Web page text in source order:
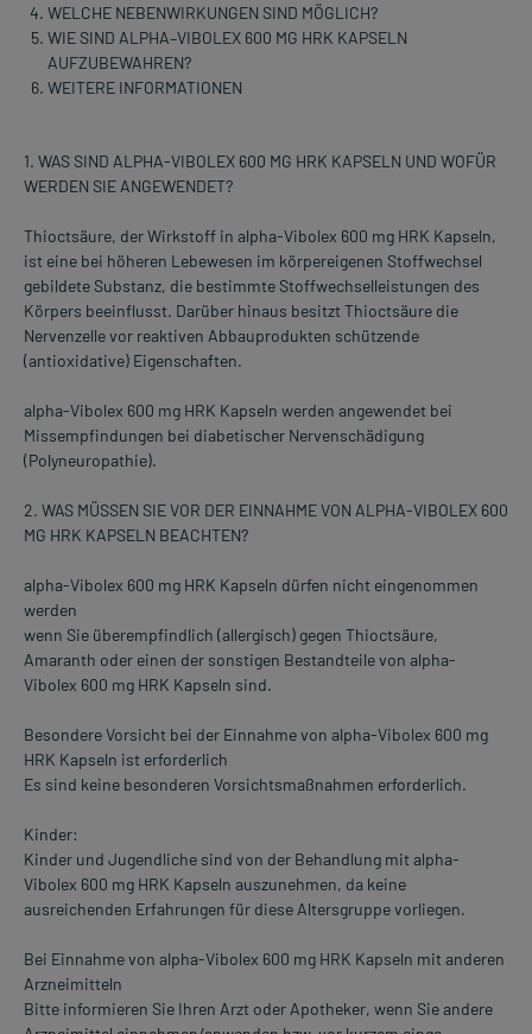
WELCHE NEBENWIRKUNGEN SIND MÖGLICH?
WIE SIND ALPHA–VIBOLEX 600 MG HRK KAPSELN
AUFZUBEWAHREN?
WEITERE INFORMATIONEN
1. WAS SIND ALPHA-VIBOLEX 600 MG HRK KAPSELN UND WOFÜR
WERDEN SIE ANGEWENDET?
Thioctsäure, der Wirkstoff in alpha-Vibolex 600 mg HRK Kapseln,
ist eine bei höheren Lebewesen im körpereigenen Stoffwechsel
gebildete Substanz, die bestimmte Stoffwechselleistungen des
Körpers beeinflusst. Darüber hinaus besitzt Thioctsäure die
Nervenzelle vor reaktiven Abbauprodukten schützende
(antioxidative) Eigenschaften.
alpha-Vibolex 600 mg HRK Kapseln werden angewendet bei
Missempfindungen bei diabetischer Nervenschädigung
(Polyneuropathie).
2. WAS MÜSSEN SIE VOR DER EINNAHME VON ALPHA-VIBOLEX 600
MG HRK KAPSELN BEACHTEN?
alpha-Vibolex 600 mg HRK Kapseln dürfen nicht eingenommen
werden
wenn Sie überempfindlich (allergisch) gegen Thioctsäure,
Amaranth oder einen der sonstigen Bestandteile von alpha-
Vibolex 600 mg HRK Kapseln sind.
Besondere Vorsicht bei der Einnahme von alpha-Vibolex 600 mg
HRK Kapseln ist erforderlich
Es sind keine besonderen Vorsichtsmaßnahmen erforderlich.
Kinder:
Kinder und Jugendliche sind von der Behandlung mit alpha-
Vibolex 600 mg HRK Kapseln auszunehmen, da keine
ausreichenden Erfahrungen für diese Altersgruppe vorliegen.
Bei Einnahme von alpha-Vibolex 600 mg HRK Kapseln mit anderen
Arzneimitteln
Bitte informieren Sie Ihren Arzt oder Apotheker, wenn Sie andere